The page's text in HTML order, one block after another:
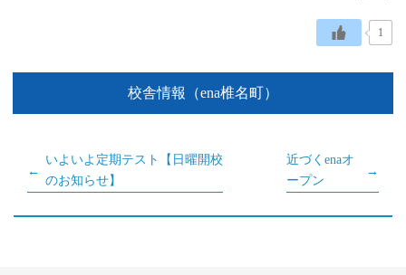
1
校舎情報（ena椎名町）
いよいよ定期テスト【日曜開校
のお知らせ】
近づくenaオ
ープン